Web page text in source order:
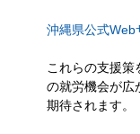
沖縄県公式Web
これらの支援策
の就労機会が広
期待されます。